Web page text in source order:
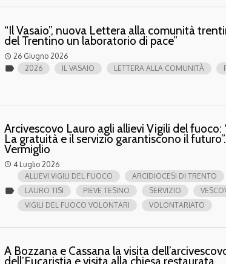
“Il Vasaio”, nuova Lettera alla comunità
del Trentino un laboratorio di pace”
access_time 26 Giugno 2026
label 2026 IL VASAIO LETTERA ALLA COMUNITÀ
Arcivescovo Lauro agli allievi Vigili del
La gratuità e il servizio garantiscono il
Vermiglio
access_time 4 Luglio 2026
label
ALLIEVI VIGILI DEL FUOCO ARCIDIOCESI DI TRENTO
LAURO TISI
PIEVE TESINO SERVIZIO
VIGILI DEL FUOCO VOLONTARI
VOLONTARIATO
A Bozzana e Cassana la visita